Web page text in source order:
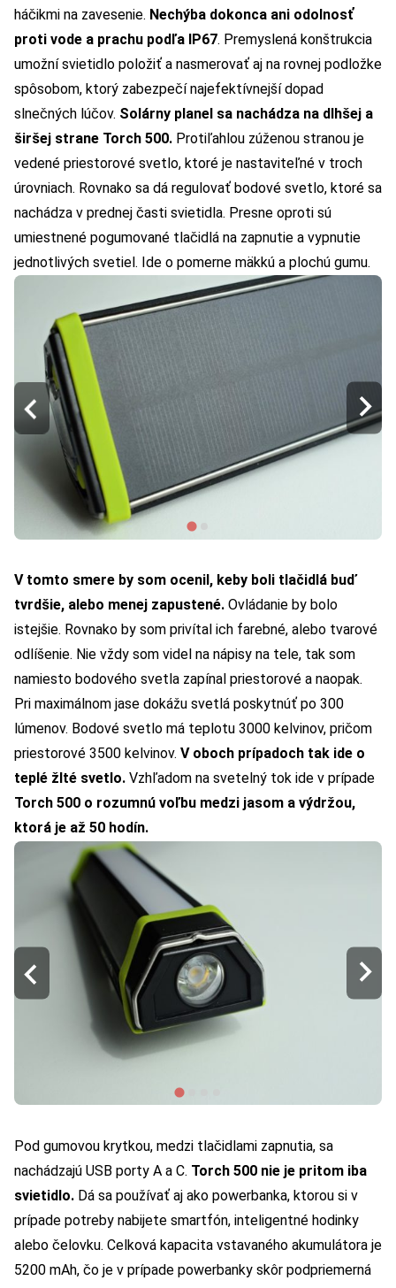
háčikmi na zavesenie. Nechýba dokonca ani odolnosť
proti vode a prachu podľa IP67. Premyslená konštrukcia
umožní svietidlo položiť a nasmerovať aj na rovnej podložke
spôsobom, ktorý zabezpečí najefektívnejší dopad
slnečných lúčov. Solárny planel sa nachádza na dlhšej a
širšej strane Torch 500. Protiľahlou zúženou stranou je
vedené priestorové svetlo, ktoré je nastaviteľné v troch
úrovniach. Rovnako sa dá regulovať bodové svetlo, ktoré sa
nachádza v prednej časti svietidla. Presne oproti sú
umiestnené pogumované tlačidlá na zapnutie a vypnutie
jednotlivých svetiel. Ide o pomerne mäkkú a plochú gumu.
V tomto smere by som ocenil, keby boli tlačidlá buď
tvrdšie, alebo menej zapustené. Ovládanie by bolo
istejšie. Rovnako by som privítal ich farebné, alebo tvarové
odlíšenie. Nie vždy som videl na nápisy na tele, tak som
namiesto bodového svetla zapínal priestorové a naopak.
Pri maximálnom jase dokážu svetlá poskytnúť po 300
lúmenov. Bodové svetlo má teplotu 3000 kelvinov, pričom
priestorové 3500 kelvinov. V oboch prípadoch tak ide o
teplé žlté svetlo. Vzhľadom na svetelný tok ide v prípade
Torch 500 o rozumnú voľbu medzi jasom a výdržou,
ktorá je až 50 hodín.
Pod gumovou krytkou, medzi tlačidlami zapnutia, sa
nachádzajú USB porty A a C. Torch 500 nie je pritom iba
svietidlo. Dá sa používať aj ako powerbanka, ktorou si v
prípade potreby nabijete smartfón, inteligentné hodinky
alebo čelovku. Celková kapacita vstavaného akumulátora je
5200 mAh, čo je v prípade powerbanky skôr podpriemerná